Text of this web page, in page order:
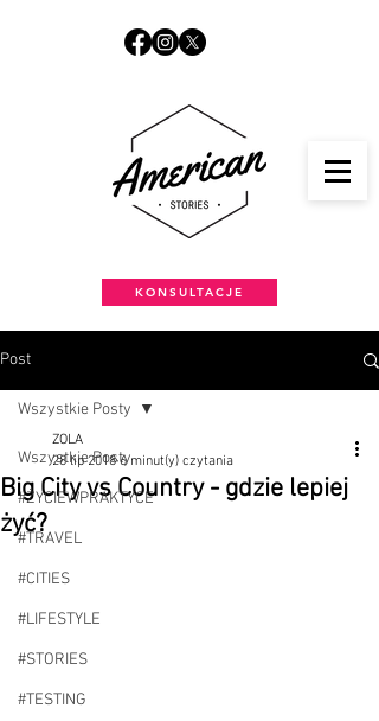
KONSULTACJE
Post
Wszystkie Posty
#ŻYCIEWPRAKTYCE
#TRAVEL
#CITIES
#LIFESTYLE
#STORIES
#TESTING
Wszystkie Posty
Big City vs Country - gdzie lepiej
żyć?
ZOLA
28 lip 2018 6 minut(y) czytania